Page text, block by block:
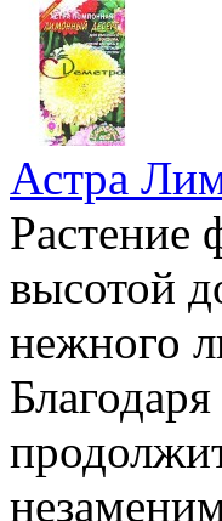
Астра
Растение
высотой
нежного